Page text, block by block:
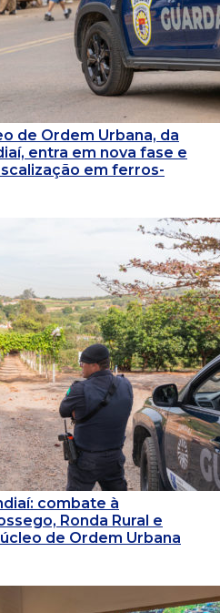
de Ordem Urbana, da
entra em nova fase e
em ferros-
combate à
Ronda Rural e
de Ordem Urbana